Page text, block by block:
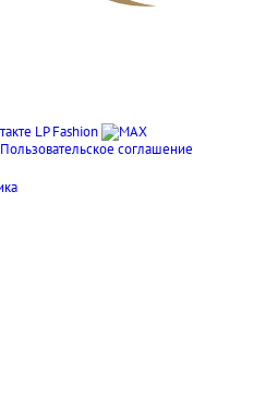
Пользовательское соглашение